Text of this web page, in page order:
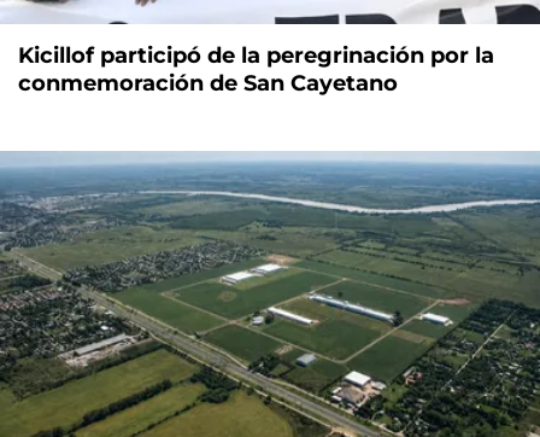
Kicillof participó de la peregrinación por la
conmemoración de San Cayetano